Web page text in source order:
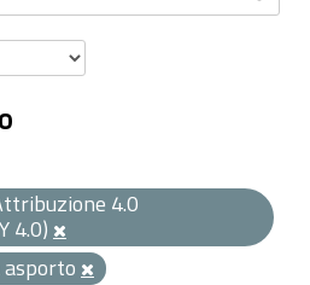
4.0
4.0)
asporto